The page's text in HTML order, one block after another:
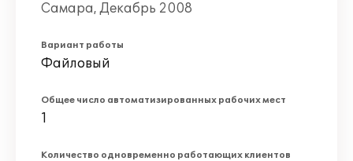
Самара, Декабрь 2008
Вариант работы
Файловый
Общее число автоматизированных рабочих мест
1
Количество одновременно работающих клиентов